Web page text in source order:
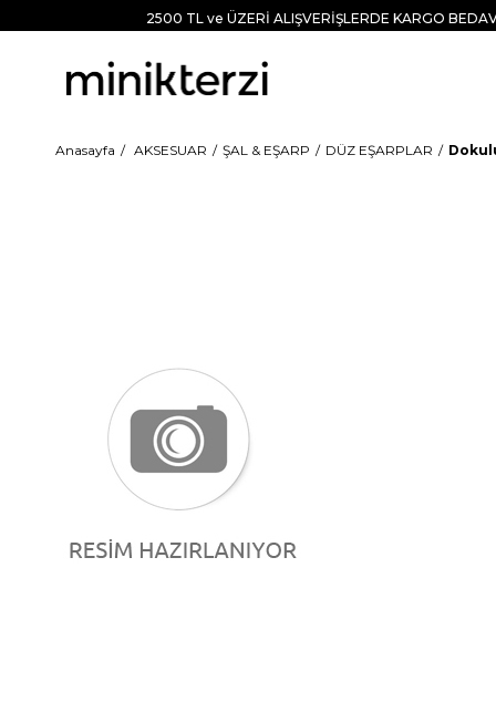
2500 TL ve ÜZERİ ALIŞVERİŞLERDE KARGO
Anasayfa AKSESUAR ŞAL & EŞARP DÜZ EŞARPLAR